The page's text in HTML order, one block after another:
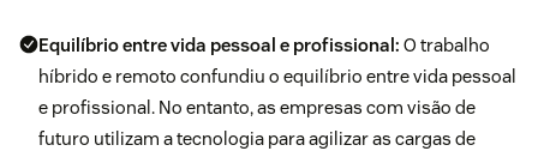
Equilíbrio entre vida pessoal e profissional: O trabalho
híbrido e remoto confundiu o equilíbrio entre vida pessoal
e profissional. No entanto, as empresas com visão de
futuro utilizam a tecnologia para agilizar as cargas de